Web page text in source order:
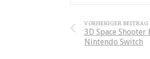
VORHERIGER BEITRAG
3D Space Shooter
Nintendo Switch